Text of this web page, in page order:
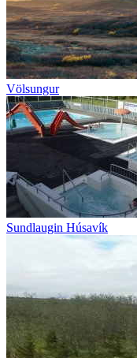
Völsungur
Sundlaugin Húsavík